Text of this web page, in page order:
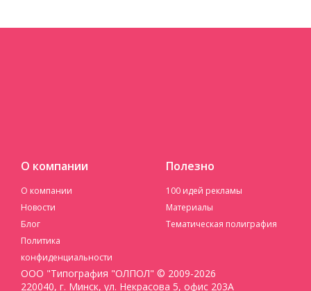
О компании
О компании
Новости
Блог
Политика
конфиденциальности
Полезно
100 идей рекламы
Материалы
Тематическая полиграфия
ООО "Типография "ОЛПОЛ" © 2009-2026
220040, г. Минск, ул. Некрасова 5, офис 203А